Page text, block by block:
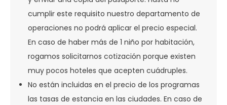
cumplir este requisito nuestro departamento de
operaciones no podrá aplicar el precio especial.
En caso de haber más de 1 niño por habitación,
rogamos solicitarnos cotización porque existen
muy pocos hoteles que acepten cuádruples.
No están incluidas en el precio de los programas
las tasas de estancia en las ciudades. En caso de